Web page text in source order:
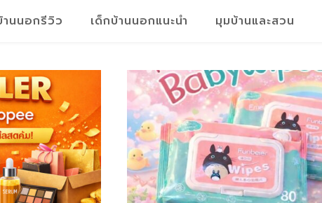
านนอกรีวิว เด็กบ้านนอกแนะนำ มุมบ้านและสวน